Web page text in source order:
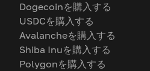
Dogecoinを購入する
USDCを購入する
Avalancheを購入する
Shiba Inuを購入する
Polygonを購入する